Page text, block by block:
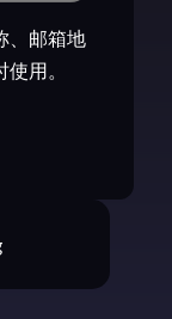
、邮箱地
用。